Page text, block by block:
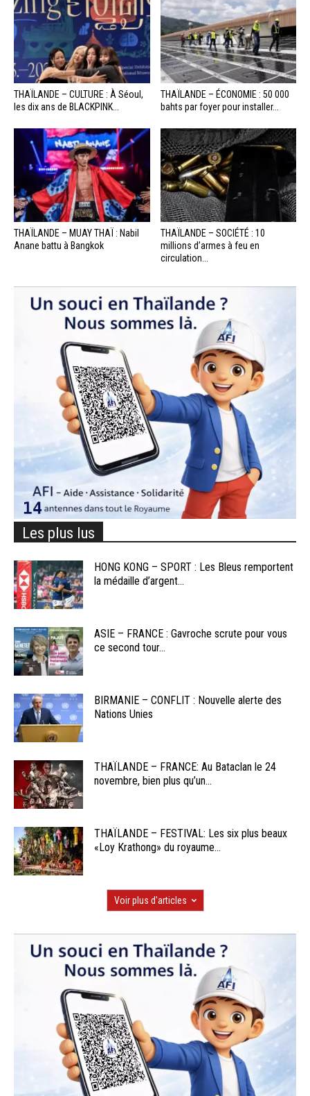
THAÏLANDE – CULTURE : À Séoul,
les dix ans de BLACKPINK...
THAÏLANDE – ÉCONOMIE : 50 000
bahts par foyer pour installer...
THAÏLANDE – MUAY THAÏ : Nabil
Anane battu à Bangkok
THAÏLANDE – SOCIÉTÉ : 10
millions d’armes à feu en
circulation...
Les plus lus
HONG KONG – SPORT : Les Bleus remportent
la médaille d’argent...
ASIE – FRANCE : Gavroche scrute pour vous
ce second tour...
BIRMANIE – CONFLIT : Nouvelle alerte des
Nations Unies
THAÏLANDE – FRANCE: Au Bataclan le 24
novembre, bien plus qu’un...
THAÏLANDE – FESTIVAL: Les six plus beaux
«Loy Krathong» du royaume...
Voir plus d'articles